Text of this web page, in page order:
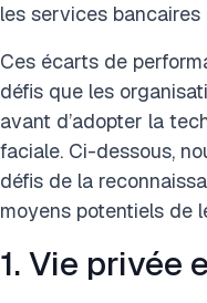
les services bancaires
Ces écarts de
défis que les
avant d’adopter la
faciale. Ci-dessous,
défis de la
moyens potentiels de
1. Vie privée